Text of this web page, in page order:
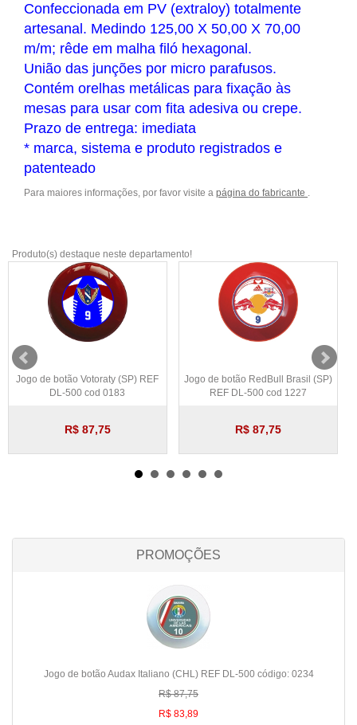
Confeccionada em PV (extraloy) totalmente
artesanal. Medindo 125,00 X 50,00 X 70,00
m/m; rêde em malha filó hexagonal.
União das junções por micro parafusos.
Contém orelhas metálicas para fixação às
mesas para usar com fita adesiva ou crepe.
Prazo de entrega: imediata
* marca, sistema e produto registrados e
patenteado
Para maiores informações, por favor visite a página do fabricante
Produto(s) destaque neste departamento!
Jogo de botão Votoraty (SP) REF
DL-500 cod 0183
R$ 87,75
Jogo de botão RedBull Brasil (SP)
REF DL-500 cod 1227
R$ 87,75
PROMOÇÕES
Jogo de botão Audax Italiano (CHL) REF DL-500 código: 0234
R$ 87,75
R$ 83,89